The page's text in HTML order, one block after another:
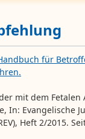
für
mit dem Fetalen
In: Evangelische
Heft 2/2015.